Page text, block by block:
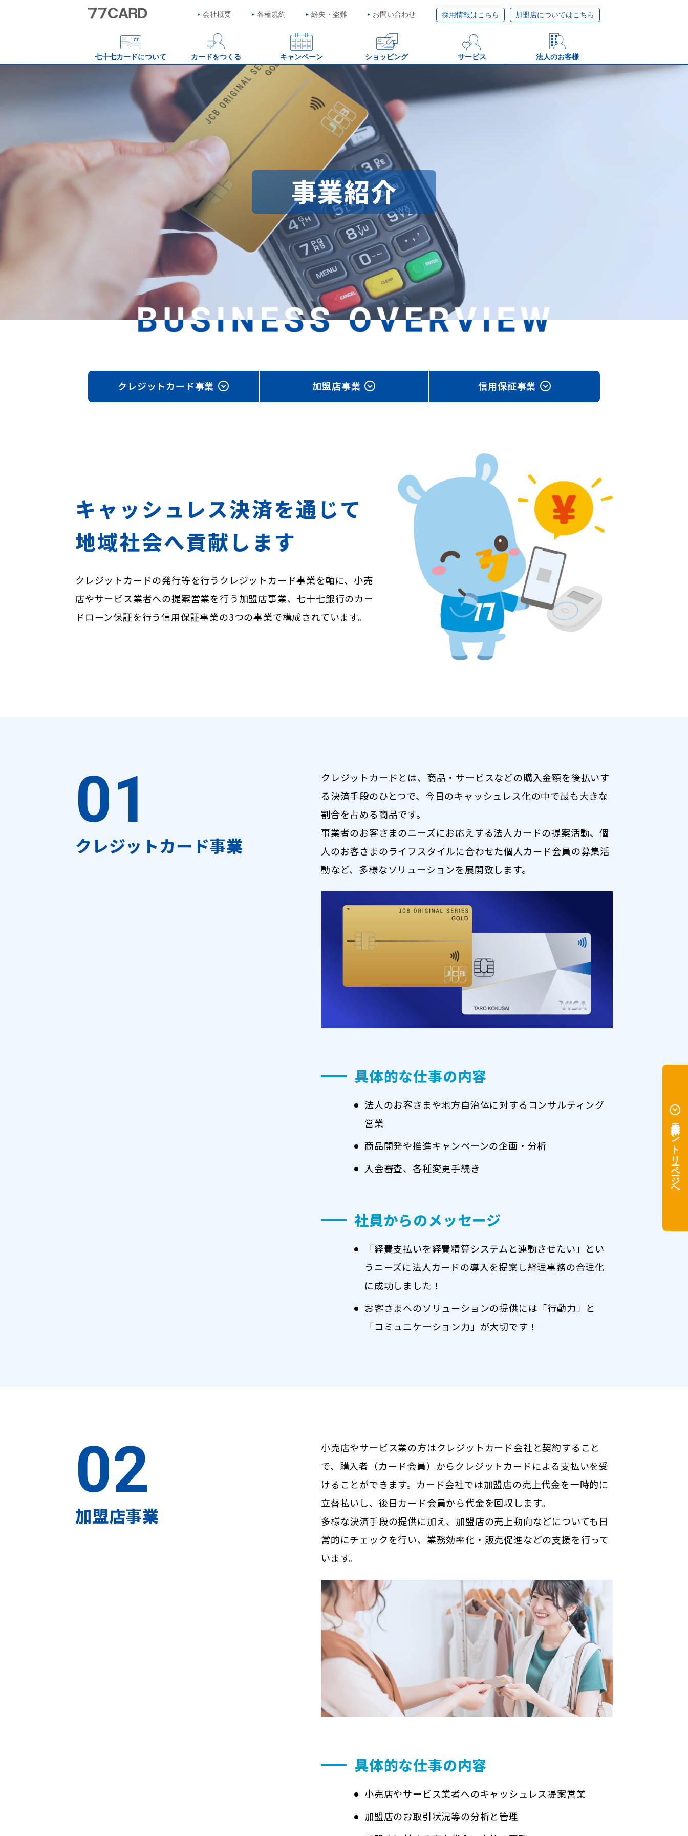
加盟店についてはこちら
採用情報はこちら
会社概要 各種規約 紛失・盗難 お問い合わせ
七十七カードについて カードをつくる キャンペーン ショッピング サービス 法人のお客様
事業紹介
クレジットカード事業 加盟店事業 信用保証事業
キャッシュレス決済を通じて
地域社会へ貢献します
クレジットカードの発行等を行うクレジットカード事業を軸に、小売
店やサービス業者への提案営業を行う加盟店事業、七十七銀行のカー
ドローン保証を行う信用保証事業の3つの事業で構成されています。
01
クレジットカード事業
クレジットカードとは、商品・サービスなどの購入金額を後払いす
る決済手段のひとつで、今日のキャッシュレス化の中で最も大きな
割合を占める商品です。
事業者のお客さまのニーズにお応えする法人カードの提案活動、個
人のお客さまのライフスタイルに合わせた個人カード会員の募集活
動など、多様なソリューションを展開致します。
具体的な仕事の内容
法人のお客さまや地方自治体に対するコンサルティング
営業
商品開発や推進キャンペーンの企画・分析
入会審査、各種変更手続き
社員からのメッセージ
「経費支払いを経費精算システムと連動させたい」とい
うニーズに法人カードの導入を提案し経理事務の合理化
に成功しました！
お客さまへのソリューションの提供には「行動力」と
「コミュニケーション力」が大切です！
02
加盟店事業
小売店やサービス業の方はクレジットカード会社と契約すること
で、購入者（カード会員）からクレジットカードによる支払いを受
けることができます。カード会社では加盟店の売上代金を一時的に
立替払いし、後日カード会員から代金を回収します。
多様な決済手段の提供に加え、加盟店の売上動向などについても日
常的にチェックを行い、業務効率化・販売促進などの支援を行って
います。
具体的な仕事の内容
小売店やサービス業者へのキャッシュレス提案営業
加盟店のお取引状況等の分析と管理
新卒採用エントリーページへ